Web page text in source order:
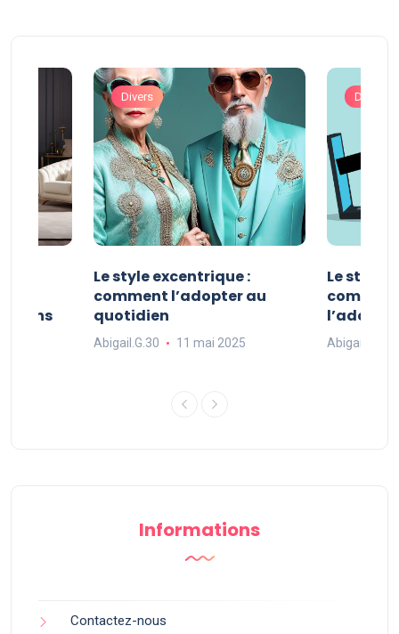
dans
Divers
Le style excentrique :
comment l’adopter au
quotidien
Abigail.G.30 11 mai 2025
Divers
Le style
Abigail.G.30
Informations
Contactez-nous